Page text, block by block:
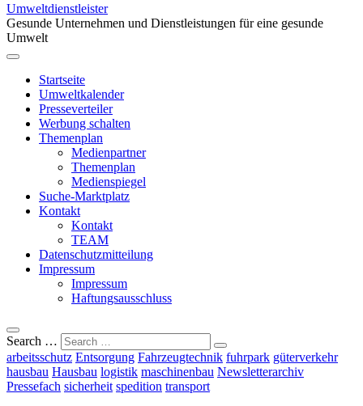
Umweltdienstleister
Gesunde Unternehmen und Dienstleistungen für eine gesunde
Umwelt
Startseite
Umweltkalender
Presseverteiler
Werbung schalten
Themenplan
Medienpartner
Themenplan
Medienspiegel
Suche-Marktplatz
Kontakt
Kontakt
TEAM
Datenschutzmitteilung
Impressum
Impressum
Haftungsausschluss
Search …
arbeitsschutz Entsorgung Fahrzeugtechnik fuhrpark güterverkehr
hausbau Hausbau logistik maschinenbau Newsletterarchiv
Pressefach sicherheit spedition transport